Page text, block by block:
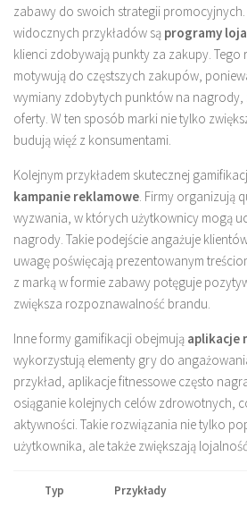
zabawy do swoich strategii
widocznych przykładów są programy
klienci zdobywają punkty za zakupy. Tego
motywują do częstszych zakupów,
wymiany zdobytych punktów na nagrody,
oferty. W ten sposób marki nie tylko
budują więź z konsumentami.
Kolejnym przykładem skutecznej
kampanie reklamowe. Firmy organizują
wyzwania, w których użytkownicy mogą
nagrody. Takie podejście angażuje
uwagę poświęcają prezentowanym
z marką w formie zabawy potęguje
zwiększa rozpoznawalność brandu.
Inne formy gamifikacji obejmują aplikacje
wykorzystują elementy gry do
przykład, aplikacje fitnessowe często
osiąganie kolejnych celów zdrowotnych,
aktywności. Takie rozwiązania nie tylko
użytkownika, ale także zwiększają
Typ
Przykłady